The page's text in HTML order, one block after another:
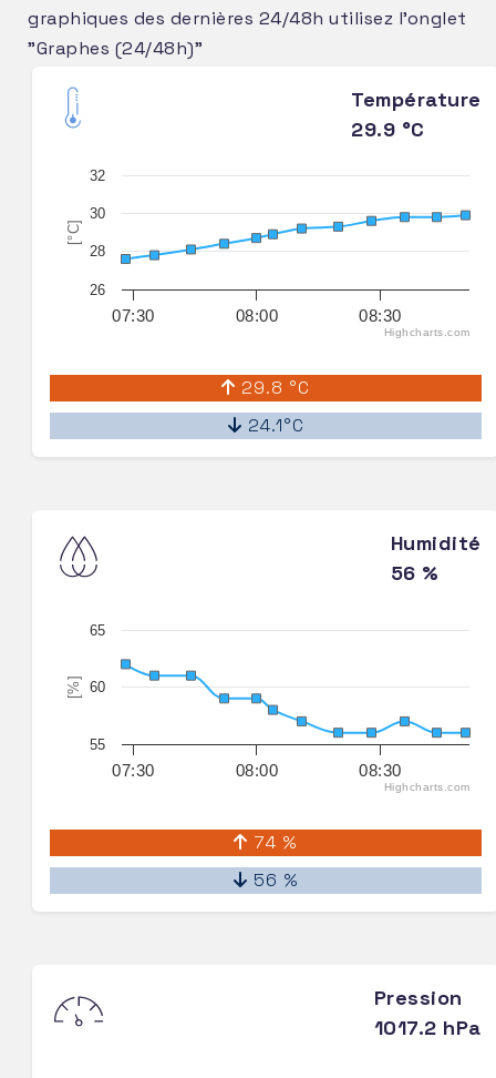
graphiques des dernières 24/48h utilisez l'onglet
"Graphes (24/48h)"
Température
29.9 °C
[°C]
07:30 08:00 08:30
26
28
30
32
Highcharts.com
29.8 °C
24.1°C
Humidité
56 %
[%]
07:30 08:00 08:30
55
60
65
Highcharts.com
74 %
56 %
Pression
1017.2 hPa